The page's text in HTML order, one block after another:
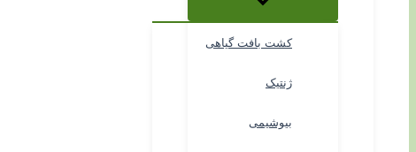
کشت بافت گیاهی
ژنتیک
بیوشیمی